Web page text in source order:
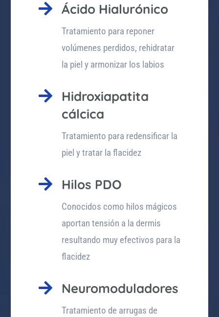
 Ácido Hialurónico
Tratamiento para reponer
volúmenes perdidos, rehidratar
la piel y armonizar los labios

Hidroxiapatita
cálcica
Tratamiento para redensificar la
piel y tratar la flacidez
 Hilos PDO
Conocidos como hilos mágicos
aportan tensión a la dermis
resultando muy efectivos para la
flacidez
 Neuromoduladores
Tratamiento de arrugas de